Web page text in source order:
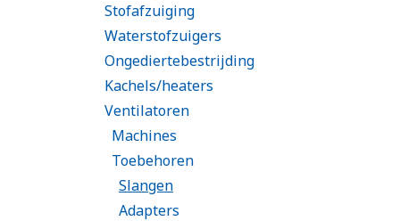
Stofafzuiging
Waterstofzuigers
Ongediertebestrijding
Kachels/heaters
Ventilatoren
Machines
Toebehoren
Slangen
Adapters